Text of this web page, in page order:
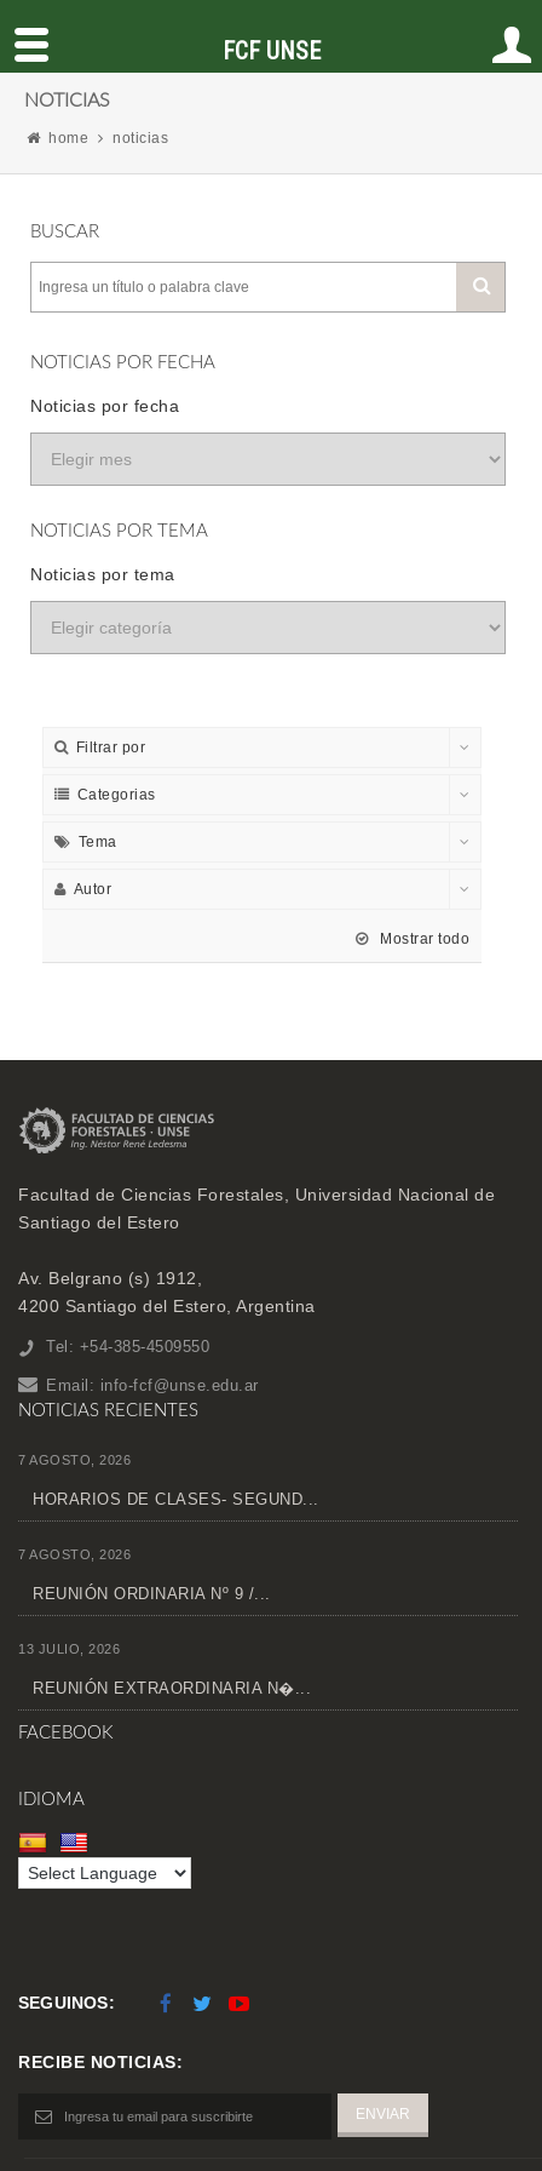
NOTICIAS
home noticias
BUSCAR
NOTICIAS POR FECHA
Noticias por fecha
NOTICIAS POR TEMA
Noticias por tema
Filtrar por
Categorias
Tema
Autor
Mostrar todo
Facultad de Ciencias Forestales, Universidad Nacional de
Santiago del Estero
Av. Belgrano (s) 1912,
4200 Santiago del Estero, Argentina
Tel: +54-385-4509550
Email: info-fcf@unse.edu.ar
NOTICIAS RECIENTES
7 AGOSTO, 2026
HORARIOS DE CLASES- SEGUND...
7 AGOSTO, 2026
REUNIÓN ORDINARIA Nº 9 /...
13 JULIO, 2026
REUNIÓN EXTRAORDINARIA N�...
FACEBOOK
IDIOMA
SEGUINOS:
RECIBE NOTICIAS:
FCF UNSE